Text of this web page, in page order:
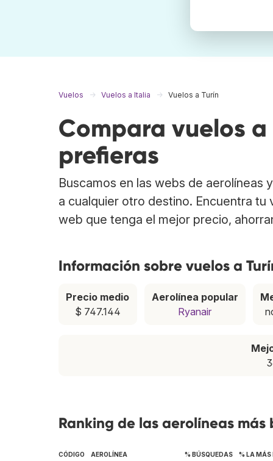
Vuelos Vuelos a Italia Vuelos a Turín
Compara vuelos
prefieras
Buscamos en las webs de aerolíneas
a cualquier otro destino. Encuentra
web que tenga el mejor precio,
Información sobre vuelos a
Precio medio
$ 747.144
Aerolínea popular
Ryanair
Ranking de las aerolíneas más
CÓDIGO AEROLÍNEA % BÚSQUEDAS % LA MÁS